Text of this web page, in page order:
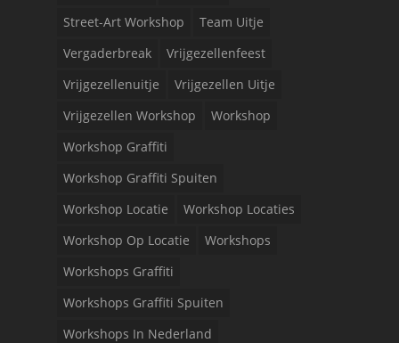
Street-Art Workshop
Team Uitje
Vergaderbreak
Vrijgezellenfeest
Vrijgezellenuitje
Vrijgezellen Uitje
Vrijgezellen Workshop
Workshop
Workshop Graffiti
Workshop Graffiti Spuiten
Workshop Locatie
Workshop Locaties
Workshop Op Locatie
Workshops
Workshops Graffiti
Workshops Graffiti Spuiten
Workshops In Nederland